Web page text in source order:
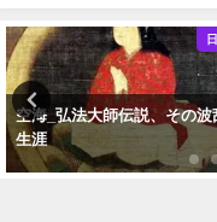
空海_弘法大師伝説、その波
生涯